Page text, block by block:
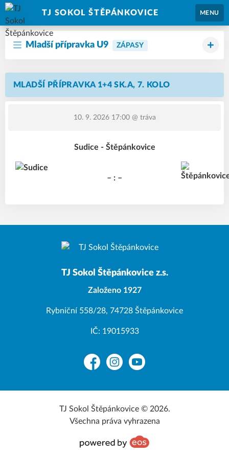
TJ SOKOL ŠTĚPÁNKOVICE MENU
Mladší přípravka U9 ZÁPASY
MLADŠÍ PŘÍPRAVKA 1+4 SK.A, 7. KOLO
10. 9. 2026 17:00@ tráva
Sudice - Štěpánkovice
– : –
TJ Sokol Štěpánkovice z.s.
Založeno 1927
Rybniční 558/28, 74728 Štěpánkovice
IČ: 19015933
FacebookInstagramYouTube
TJ Sokol Štěpánkovice © 2026.
Všechna práva vyhrazena